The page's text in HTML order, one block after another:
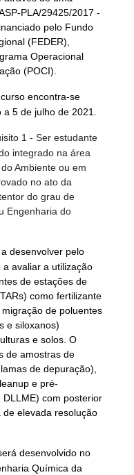
PLA/29425/2017 -
pelo Fundo
(FEDER),
Operacional
(POCI).
encontra-se
5 de julho de 2021.
1- Ser estudante
integrado na área
Ambiente ou em
no ato da
do grau de
Engenharia do
desenvolver pelo
avaliar a utilização
de estações de
como fertilizante
de poluentes
e siloxanos)
e solos. O
de amostras de
de depuração),
e pré-
DLLME) com posterior
elevada resolução
desenvolvido no
Química da